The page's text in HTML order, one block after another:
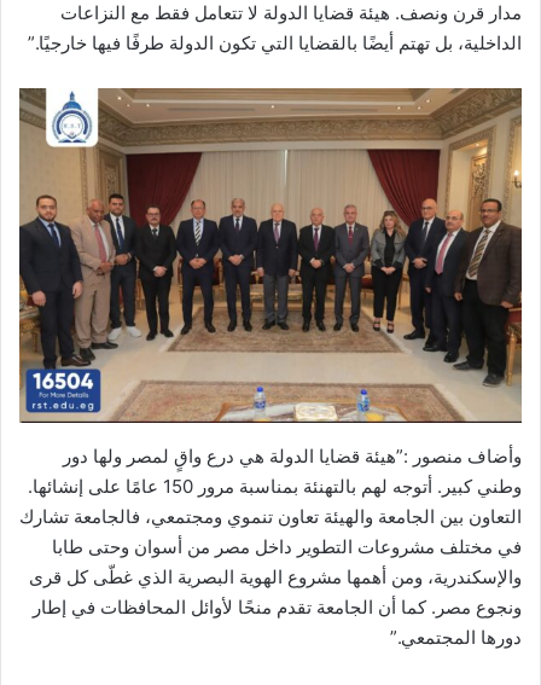
مدار قرن ونصف. هيئة قضايا الدولة لا تتعامل فقط مع النزاعات
الداخلية، بل تهتم أيضًا بالقضايا التي تكون الدولة طرفًا فيها خارجيًا.”
وأضاف منصور :”هيئة قضايا الدولة هي درع واقٍ لمصر ولها دور
وطني كبير. أتوجه لهم بالتهنئة بمناسبة مرور 150 عامًا على إنشائها.
التعاون بين الجامعة والهيئة تعاون تنموي ومجتمعي، فالجامعة تشارك
في مختلف مشروعات التطوير داخل مصر من أسوان وحتى طابا
والإسكندرية، ومن أهمها مشروع الهوية البصرية الذي غطّى كل قرى
ونجوع مصر. كما أن الجامعة تقدم منحًا لأوائل المحافظات في إطار
دورها المجتمعي.”